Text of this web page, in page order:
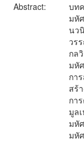
Abstract:
บท
มหั
นว
วร
กล
มหั
กา
สร้
กา
มูล
มหั
มหั